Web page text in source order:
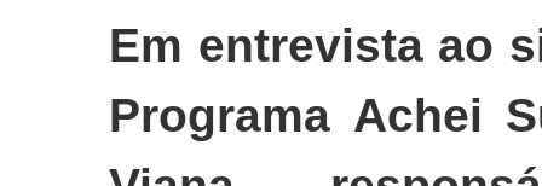
Em entrevista ao
Programa Achei